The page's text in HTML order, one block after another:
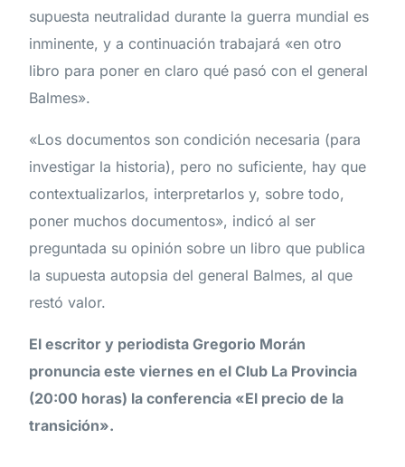
supuesta neutralidad durante la guerra mundial es
inminente, y a continuación trabajará «en otro
libro para poner en claro qué pasó con el general
Balmes».
«Los documentos son condición necesaria (para
investigar la historia), pero no suficiente, hay que
contextualizarlos, interpretarlos y, sobre todo,
poner muchos documentos», indicó al ser
preguntada su opinión sobre un libro que publica
la supuesta autopsia del general Balmes, al que
restó valor.
El escritor y periodista Gregorio Morán
pronuncia este viernes en el Club La Provincia
(20:00 horas) la conferencia «El precio de la
transición».